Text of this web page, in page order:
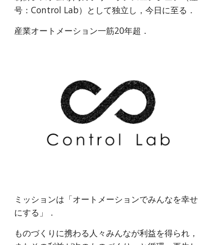
号：Control Lab）として独立し，今日に至る．
産業オートメーション一筋20年超．
ミッションは「オートメーションでみんなを幸せ
にする」．
ものづくりに携わる人々みんなが利益を得られ，